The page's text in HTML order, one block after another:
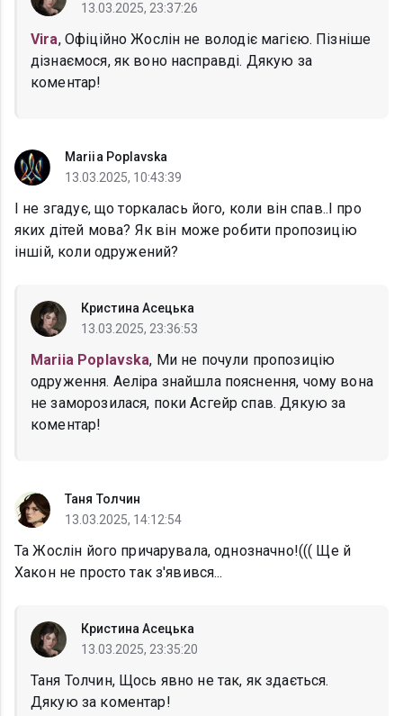
13.03.2025, 23:37:26
Vira, Офіційно Жослін не володіє магією. Пізніше
дізнаємося, як воно насправді. Дякую за
коментар!
Mariia Poplavska
13.03.2025, 10:43:39
І не згадує, що торкалась його, коли він спав..І про
яких дітей мова? Як він може робити пропозицію
іншій, коли одружений?
Кристина Асецька
13.03.2025, 23:36:53
Mariia Poplavska, Ми не почули пропозицію
одруження. Аеліра знайшла пояснення, чому вона
не заморозилася, поки Асгейр спав. Дякую за
коментар!
Таня Толчин
13.03.2025, 14:12:54
Та Жослін його причарувала, однозначно!((( Ще й
Хакон не просто так з'явився...
Кристина Асецька
13.03.2025, 23:35:20
Таня Толчин, Щось явно не так, як здається.
Дякую за коментар!